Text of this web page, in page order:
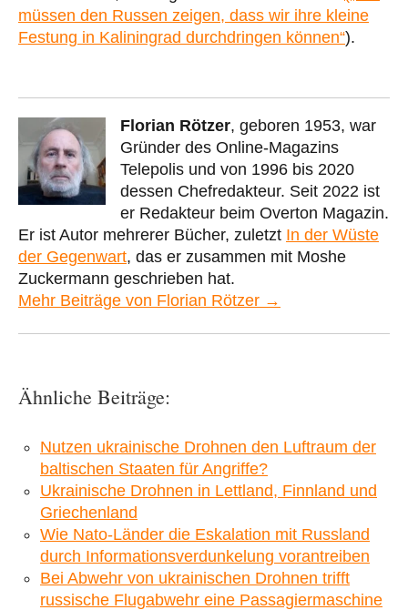
müssen den Russen zeigen, dass wir ihre kleine
Festung in Kaliningrad durchdringen können“).
Florian Rötzer, geboren 1953, war
Gründer des Online-Magazins
Telepolis und von 1996 bis 2020
dessen Chefredakteur. Seit 2022 ist
er Redakteur beim Overton Magazin.
Er ist Autor mehrerer Bücher, zuletzt In der Wüste
der Gegenwart, das er zusammen mit Moshe
Zuckermann geschrieben hat.
Mehr Beiträge von Florian Rötzer →
Ähnliche Beiträge:
Nutzen ukrainische Drohnen den Luftraum der
baltischen Staaten für Angriffe?
Ukrainische Drohnen in Lettland, Finnland und
Griechenland
Wie Nato-Länder die Eskalation mit Russland
durch Informationsverdunkelung vorantreiben
Bei Abwehr von ukrainischen Drohnen trifft
russische Flugabwehr eine Passagiermaschine